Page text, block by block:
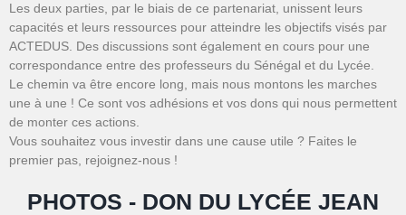
Les deux parties, par le biais de ce partenariat, unissent leurs
capacités et leurs ressources pour atteindre les objectifs visés par
ACTEDUS. Des discussions sont également en cours pour une
correspondance entre des professeurs du Sénégal et du Lycée.
Le chemin va être encore long, mais nous montons les marches
une à une ! Ce sont vos adhésions et vos dons qui nous permettent
de monter ces actions.
Vous souhaitez vous investir dans une cause utile ? Faites le
premier pas, rejoignez-nous !
PHOTOS - DON DU LYCÉE JEAN